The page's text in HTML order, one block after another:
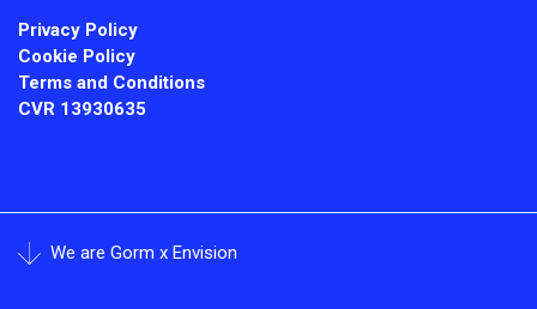
Privacy Policy
Cookie Policy
Terms and Conditions
CVR 13930635
We are Gorm x Envision